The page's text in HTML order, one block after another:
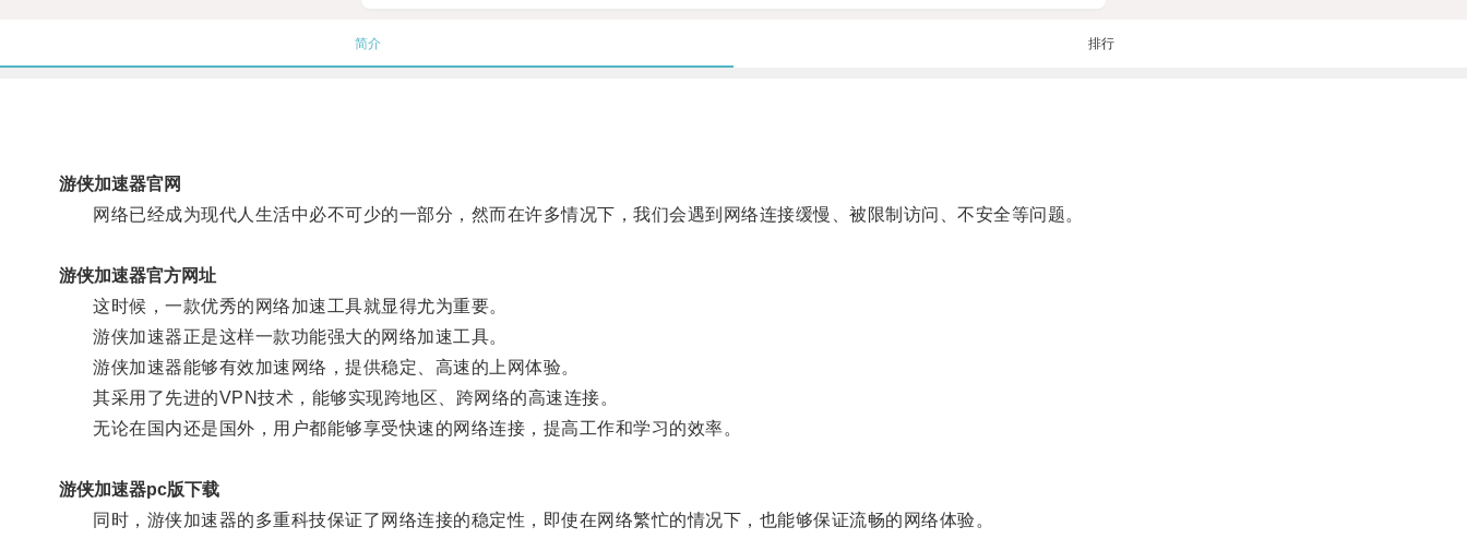
简介 排行
游侠加速器官网
网络已经成为现代人生活中必不可少的一部分，然而在许多情况下，我们会遇到网络连接缓慢、被限制访问、不安全等问题。
游侠加速器官方网址
这时候，一款优秀的网络加速工具就显得尤为重要。
游侠加速器正是这样一款功能强大的网络加速工具。
游侠加速器能够有效加速网络，提供稳定、高速的上网体验。
其采用了先进的VPN技术，能够实现跨地区、跨网络的高速连接。
无论在国内还是国外，用户都能够享受快速的网络连接，提高工作和学习的效率。
游侠加速器pc版下载
同时，游侠加速器的多重科技保证了网络连接的稳定性，即使在网络繁忙的情况下，也能够保证流畅的网络体验。